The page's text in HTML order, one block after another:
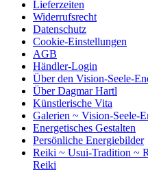
Lieferzeiten
Widerrufsrecht
Datenschutz
Cookie-Einstellungen
AGB
Händler-Login
Über den Vision-Seele-
Über Dagmar Hartl
Künstlerische Vita
Galerien ~ Vision-Seele-
Energetisches Gestalten
Persönliche Energiebilder
Reiki ~ Usui-Tradition ~
Reiki